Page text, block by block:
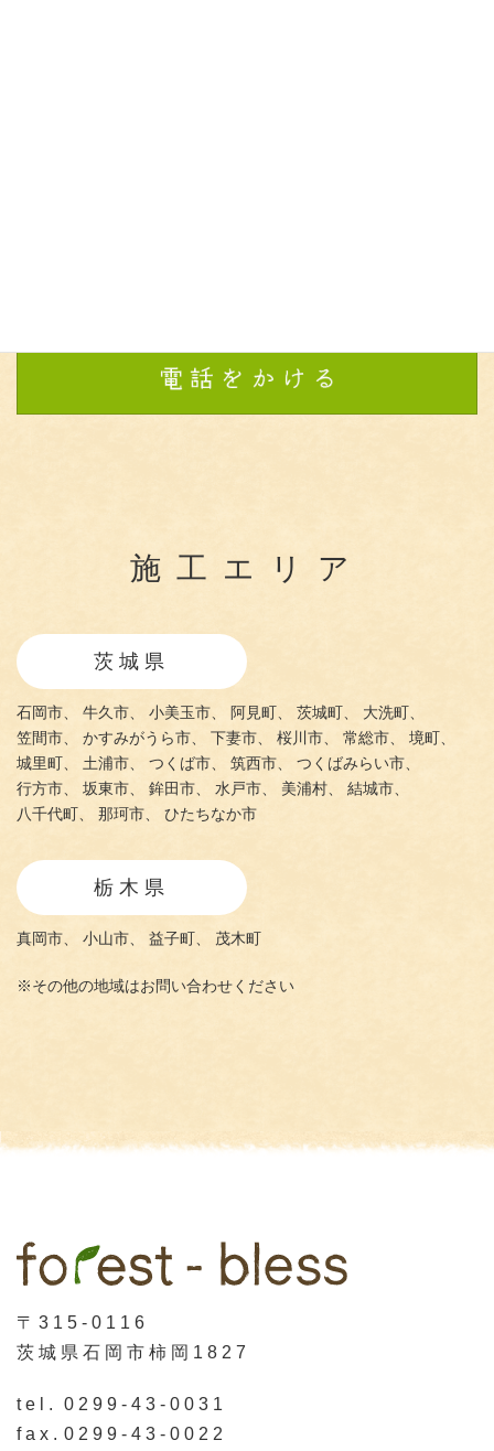
施工エリア
茨城県
石岡市、 牛久市、 小美玉市、 阿見町、 茨城町、
大洗町、
笠間市、
かすみがうら市、 下妻市、 桜川市、 常総市、
境町、
城里町、
土浦市、 つくば市、 筑西市、
つくばみらい市、
行方市、
坂東市、 鉾田市、 水戸市、 美浦村、
結城市、
八千代町、
那珂市、 ひたちなか市
栃木県
真岡市、 小山市、 益子町、 茂木町
※その他の地域はお問い合わせください
〒315-0116
茨城県石岡市柿岡1827
tel.
0299-43-0031
fax. 0299-43-0022